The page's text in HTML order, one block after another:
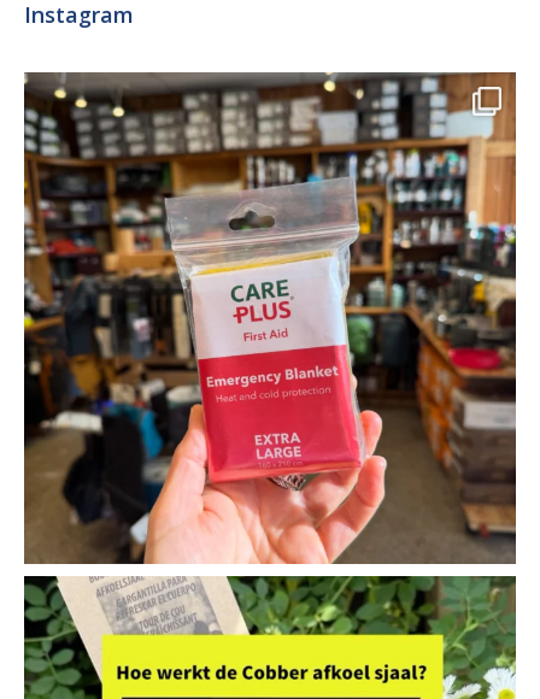
Instagram